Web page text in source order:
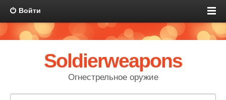
Войти
Soldierweapons
Огнестрельное оружие